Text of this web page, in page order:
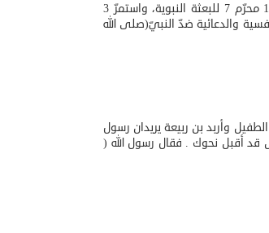
الحصار في شعب أبي طالب(عليه السلام)(1) تاريخ الحصار ومدّته 1 محرّم 7 للبعثة النبوية، واستمرّ 3
والدعائية ضدّ النبيّ(صلى الله
وأربد بن ربيعة يريدان رسول
قد أقبل نحوك . فقال رسول الله (